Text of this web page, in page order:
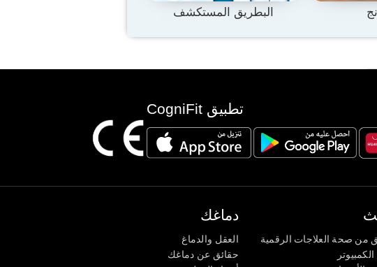
البطريق المستكشف
تطبيق CogniFit
دماغك
العقل والدماغ
حقائق عن دماغك
من صحة العلاجات الرقمية